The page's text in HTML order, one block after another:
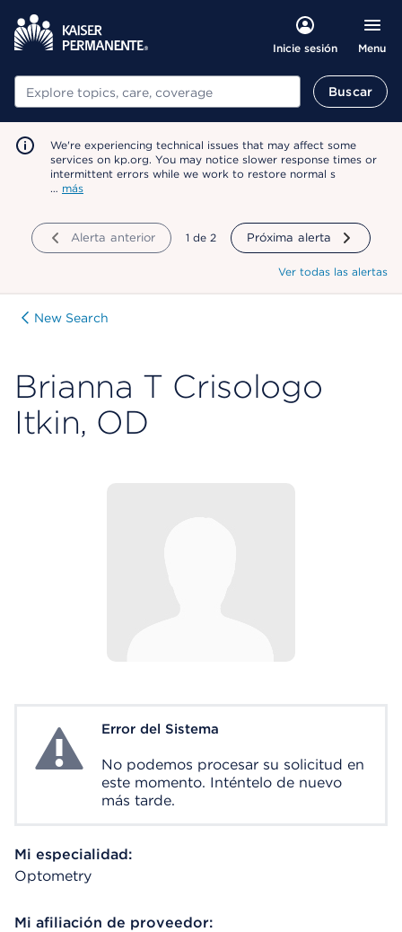
Inicie sesión Menu
Buscar Buscar
We're experiencing technical issues that may affect some
services on kp.org. You may notice slower response times or
intermittent errors while we work to restore normal s
… más
Alerta anterior mostrando
1 de 2 Próxima alerta
Ver todas las alertas
New Search
Brianna T Crisologo
Itkin, OD
System ErrorError del Sistema
No podemos procesar su solicitud en
este momento. Inténtelo de nuevo
más tarde.
Mi especialidad:
Optometry
Mi afiliación de proveedor: